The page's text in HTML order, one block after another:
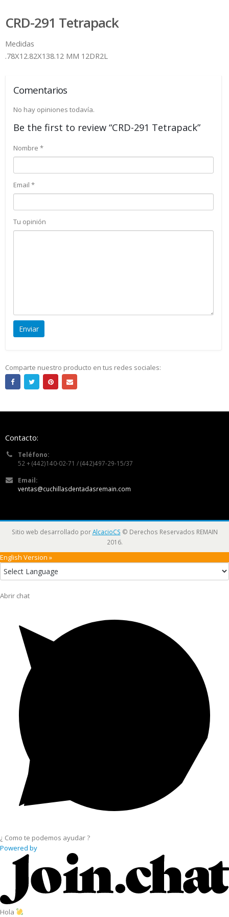
CRD-291 Tetrapack
Medidas
.78X12.82X138.12 MM 12DR2L
Comentarios
No hay opiniones todavía.
Be the first to review “CRD-291 Tetrapack”
Nombre *
Email *
Tu opinión
Comparte nuestro producto en tus redes sociales:
Contacto:
Teléfono:
52 + (442)140-02-71 / (442)497-29-15/37
Email:
ventas@cuchillasdentadasremain.com
Sitio web desarrollado porAlcacioCS © Derechos Reservados REMAIN
2016.
English Version »
Abrir chat
¿ Como te podemos ayudar ?
Powered by
Hola